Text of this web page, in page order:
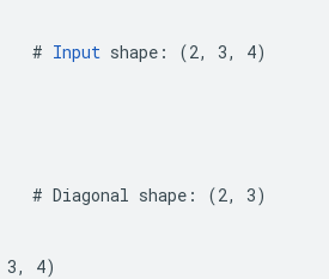
# Input shape: (2, 3, 4)
Diagonal shape: (2, 3)
3, 4)